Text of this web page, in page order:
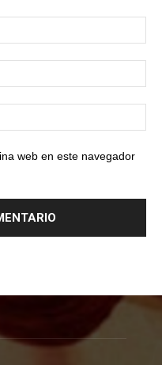
web en este navegador